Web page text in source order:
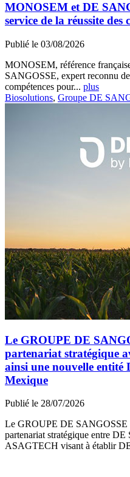
MONOSEM et DE
service de la réussite des
Publié le 03/08/2026
MONOSEM, référence
SANGOSSE, expert reconnu
compétences pour... plus
Biosolutions, Groupe DE
Le GROUPE DE
partenariat stratégique
ainsi une nouvelle entité
Mexique
Publié le 28/07/2026
Le GROUPE DE SANGOSSE
partenariat stratégique entre
ASAGTECH visant à établir